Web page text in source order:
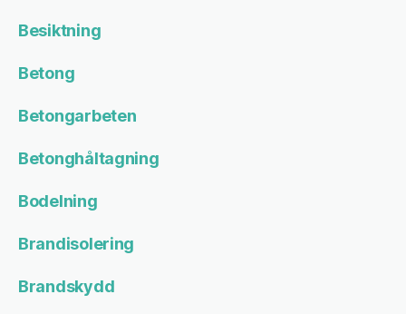
Besiktning
Betong
Betongarbeten
Betonghåltagning
Bodelning
Brandisolering
Brandskydd